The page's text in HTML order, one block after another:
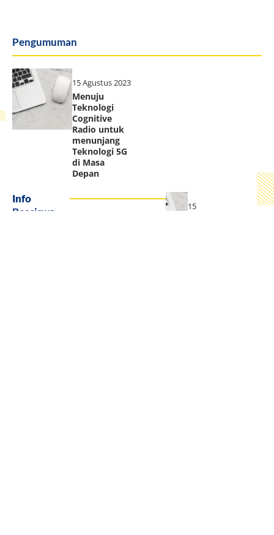
Pengumuman
15 Agustus 2023
Menuju
Teknologi
Cognitive
Radio untuk
menunjang
Teknologi 5G
di Masa
Depan
Info
Beasiswa
15